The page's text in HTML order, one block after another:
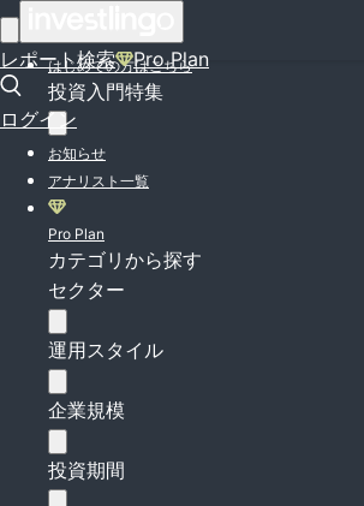
レポート検索 Pro Plan
ログイン
はじめての方はこちら
投資入門特集
お知らせ
アナリスト一覧
Pro Plan
カテゴリから探す
セクター
運用スタイル
企業規模
投資期間